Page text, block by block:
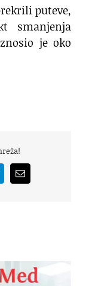
puteve,
smanjenja
je oko
Email